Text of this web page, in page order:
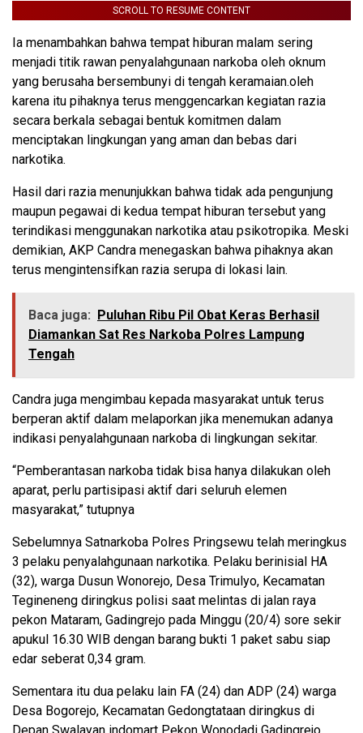
SCROLL TO RESUME CONTENT
Ia menambahkan bahwa tempat hiburan malam sering
menjadi titik rawan penyalahgunaan narkoba oleh oknum
yang berusaha bersembunyi di tengah keramaian.oleh
karena itu pihaknya terus menggencarkan kegiatan razia
secara berkala sebagai bentuk komitmen dalam
menciptakan lingkungan yang aman dan bebas dari
narkotika.
Hasil dari razia menunjukkan bahwa tidak ada pengunjung
maupun pegawai di kedua tempat hiburan tersebut yang
terindikasi menggunakan narkotika atau psikotropika. Meski
demikian, AKP Candra menegaskan bahwa pihaknya akan
terus mengintensifkan razia serupa di lokasi lain.
Baca juga: Puluhan Ribu Pil Obat Keras Berhasil
Diamankan Sat Res Narkoba Polres Lampung
Tengah
Candra juga mengimbau kepada masyarakat untuk terus
berperan aktif dalam melaporkan jika menemukan adanya
indikasi penyalahgunaan narkoba di lingkungan sekitar.
“Pemberantasan narkoba tidak bisa hanya dilakukan oleh
aparat, perlu partisipasi aktif dari seluruh elemen
masyarakat,” tutupnya
Sebelumnya Satnarkoba Polres Pringsewu telah meringkus
3 pelaku penyalahgunaan narkotika. Pelaku berinisial HA
(32), warga Dusun Wonorejo, Desa Trimulyo, Kecamatan
Tegineneng diringkus polisi saat melintas di jalan raya
pekon Mataram, Gadingrejo pada Minggu (20/4) sore sekir
apukul 16.30 WIB dengan barang bukti 1 paket sabu siap
edar seberat 0,34 gram.
Sementara itu dua pelaku lain FA (24) dan ADP (24) warga
Desa Bogorejo, Kecamatan Gedongtataan diringkus di